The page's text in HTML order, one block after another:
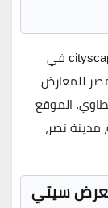
في
للمعارض
الموقع
نصر،
سيتي